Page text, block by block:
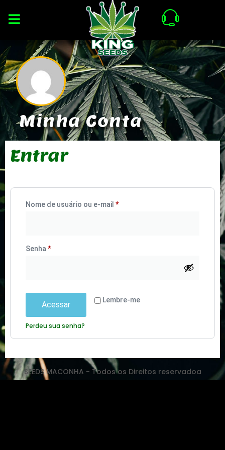
Minha Conta
Entrar
Nome de usuário ou e-mail *
Senha *
Lembre-me
Acessar
Perdeu sua senha?
SEEDS MACONHA - Todos os Direitos reservadoa